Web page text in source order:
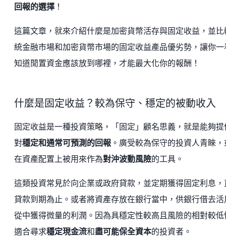
回報的選擇 ！
這篇文章，就來介紹什麼是加密貨幣活存與固定收益，並比
統金融市場和加密貨幣市場的固定收益產品優劣勢，讓你一
知道閒置資金應該放到哪裡，才能最大化你的報酬！
什麼是固定收益？較為保守、穩定的被動收入
固定收益是一種投資策略，「固定」顧名思義，就是能夠提
對穩定和通常可預測的回報 。廣受較為保守的投資人青睞，
在資產配置上被用來作為對沖波動風險的工具。
這類投資常見於向企業或政府貸款，並定期獲得固定利息，
貸款到期為止。或者將資產存放在銀行當中，供銀行借去活
從中獲得微量的利潤。因為具穩定性較高且風險的相對較低
適合尋求穩定現金流和盡可能保全資本的投資者。